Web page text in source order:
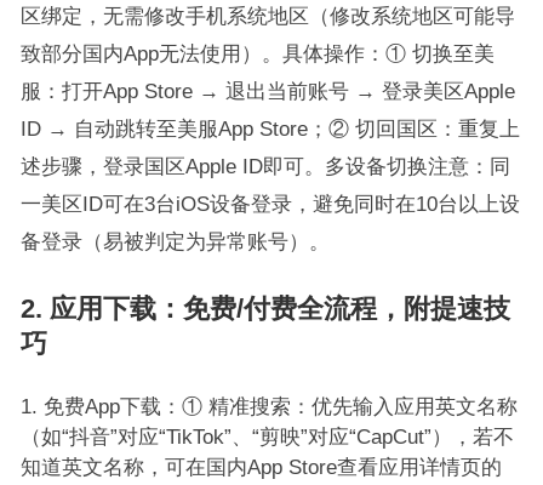
区绑定，无需修改手机系统地区（修改系统地区可能导
致部分国内App无法使用）。具体操作：① 切换至美
服：打开App Store → 退出当前账号 → 登录美区Apple
ID → 自动跳转至美服App Store；② 切回国区：重复上
述步骤，登录国区Apple ID即可。多设备切换注意：同
一美区ID可在3台iOS设备登录，避免同时在10台以上设
备登录（易被判定为异常账号）。
2. 应用下载：免费/付费全流程，附提速技
巧
免费App下载：① 精准搜索：优先输入应用英文名称
（如“抖音”对应“TikTok”、“剪映”对应“CapCut”），若不
知道英文名称，可在国内App Store查看应用详情页的